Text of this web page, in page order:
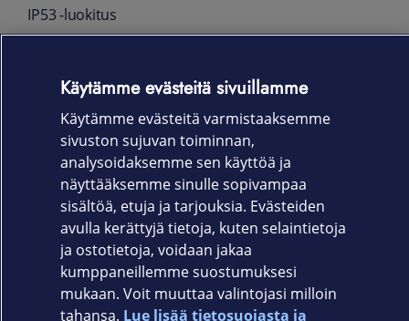
IP53 -luokitus
4 vuoden tietoturvakorjaukset 2 kuukauden
välein
Takuu
24 kk
Käytämme evästeitä sivuillamme
Käytämme evästeitä varmistaaksemme
sivuston sujuvan toiminnan,
analysoidaksemme sen käyttöä ja
näyttääksemme sinulle sopivampaa
sisältöä, etuja ja tarjouksia. Evästeiden
avulla kerättyjä tietoja, kuten selaintietoja
ja ostotietoja, voidaan jakaa
kumppaneillemme suostumuksesi
mukaan. Voit muuttaa valintojasi milloin
tahansa. Lue lisää tietosuojasta ja